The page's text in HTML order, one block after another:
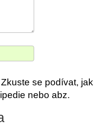
se podívat, jak
nebo abz.